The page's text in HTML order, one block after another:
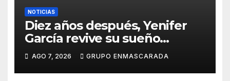
NOTICIAS
Diez años después, Yenifer
García revive su sueño
carnavalero en el vídeo de
presentación de San Juan de
la Rambla para el Grand Prix
AGO 7, 2026 GRUPO ENMASCARADA